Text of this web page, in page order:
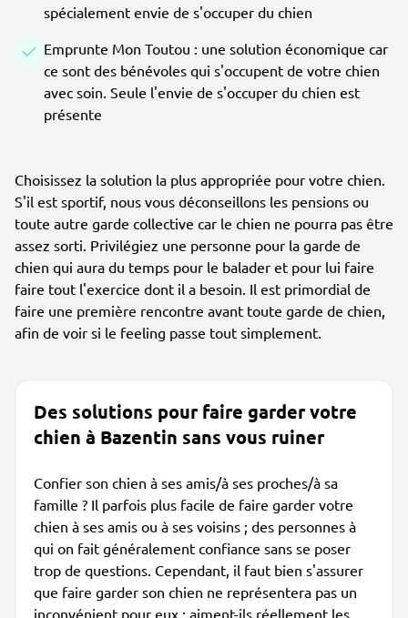
spécialement envie de s'occuper du chien
Emprunte Mon Toutou : une solution économique car
ce sont des bénévoles qui s'occupent de votre chien
avec soin. Seule l'envie de s'occuper du chien est
présente
Choisissez la solution la plus appropriée pour votre chien.
S'il est sportif, nous vous déconseillons les pensions ou
toute autre garde collective car le chien ne pourra pas être
assez sorti. Privilégiez une personne pour la garde de
chien qui aura du temps pour le balader et pour lui faire
faire tout l'exercice dont il a besoin. Il est primordial de
faire une première rencontre avant toute garde de chien,
afin de voir si le feeling passe tout simplement.
Des solutions pour faire garder votre
chien à Bazentin sans vous ruiner
Confier son chien à ses amis/à ses proches/à sa
famille ? Il parfois plus facile de faire garder votre
chien à ses amis ou à ses voisins ; des personnes à
qui on fait généralement confiance sans se poser
trop de questions. Cependant, il faut bien s'assurer
que faire garder son chien ne représentera pas un
inconvénient pour eux : aiment-ils réellement les